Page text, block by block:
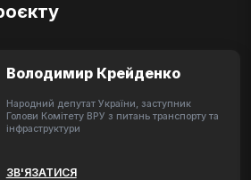
Володимир Крейденко
Народний депутат України, заступник
Голови Комітету ВРУ з питань транспорту та
інфраструктури
ЗВ'ЯЗАТИСЯ